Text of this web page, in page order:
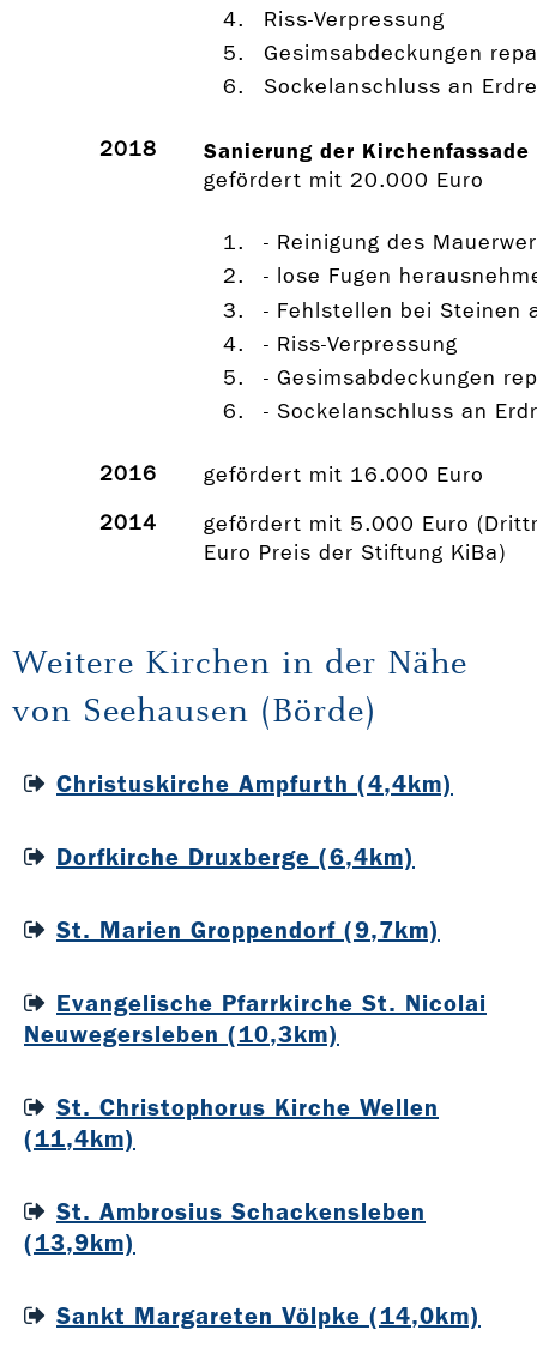
Riss-Verpressung
Gesimsabdeckungen
Sockelanschluss an
2018 Sanierung der
gefördert mit 20.000 Euro
- Reinigung des
- lose Fugen
- Fehlstellen bei Steinen
- Riss-Verpressung
- Gesimsabdeckungen
- Sockelanschluss an
2016
gefördert mit 16.000 Euro
2014
gefördert mit 5.000 Euro
Euro Preis der Stiftung KiBa)
Weitere Kirchen in der Nähe
von Seehausen (Börde)
Christuskirche Ampfurth (4,4km)
Dorfkirche Druxberge (6,4km)
St. Marien Groppendorf (9,7km)
Evangelische Pfarrkirche St. Nicolai
Neuwegersleben (10,3km)
St. Christophorus Kirche Wellen
(11,4km)
St. Ambrosius Schackensleben
(13,9km)
Sankt Margareten Völpke (14,0km)